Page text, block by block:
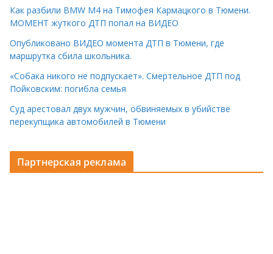
Как разбили BMW M4 на Тимофея Кармацкого в Тюмени.
МОМЕНТ жуткого ДТП попал на ВИДЕО
Опубликовано ВИДЕО момента ДТП в Тюмени, где
маршрутка сбила школьника.
«Собака никого не подпускает». Смертельное ДТП под
Пойковским: погибла семья
Суд арестовал двух мужчин, обвиняемых в убийстве
перекупщика автомобилей в Тюмени
Партнерская реклама